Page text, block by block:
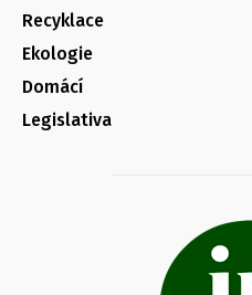
Recyklace
Ekologie
Domácí
Legislativa